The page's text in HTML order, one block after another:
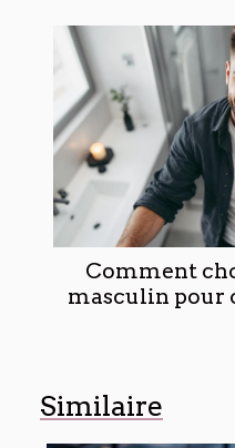
Comment
masculin pour
Similaire